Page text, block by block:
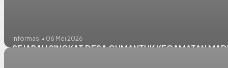
Informasi • 06 Mei 2026
SEJARAH SINGKAT DESA GUMANTUK KECAMATAN